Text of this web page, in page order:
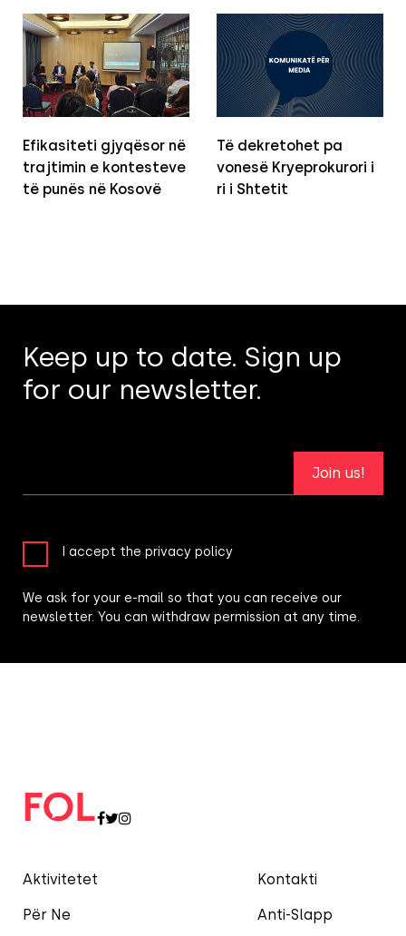
Efikasiteti gjyqësor në
trajtimin e kontesteve
të punës në Kosovë
Të dekretohet pa
vonesë Kryeprokurori i
ri i Shtetit
Aktivitetet
Për Ne
Kontakti
Anti-Slapp
Keep up to date. Sign up
for our newsletter.
Join us!
I accept the privacy policy
We ask for your e-mail so that you can receive our
newsletter. You can withdraw permission at any time.